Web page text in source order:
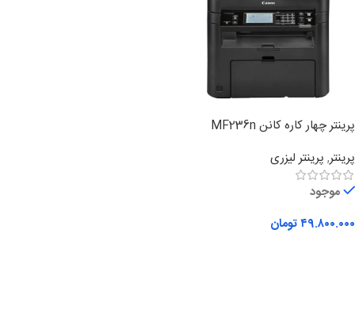
پرینتر چهار کاره کانن MF236n
پرینتر, پرینتر لیزری
موجود
۴۹.۸۰۰.۰۰۰تومان